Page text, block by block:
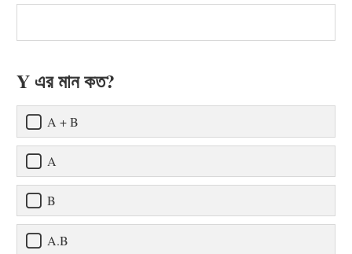
Y এর মান কত?
A + B
A
B
A.B